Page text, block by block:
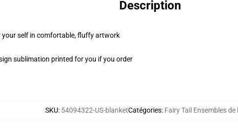
Description
your self in comfortable, fluffy artwork
sublimation printed for you if you order
SKU: 54094322-US-blanketCatégories: Fairy Tail Ensembles de